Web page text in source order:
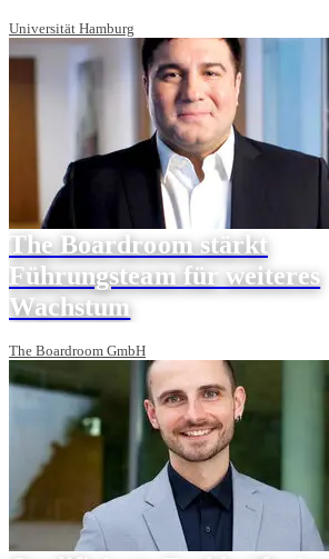
Universität Hamburg
The Boardroom stärkt
Führungsteam für weiteres
Wachstum
The Boardroom GmbH